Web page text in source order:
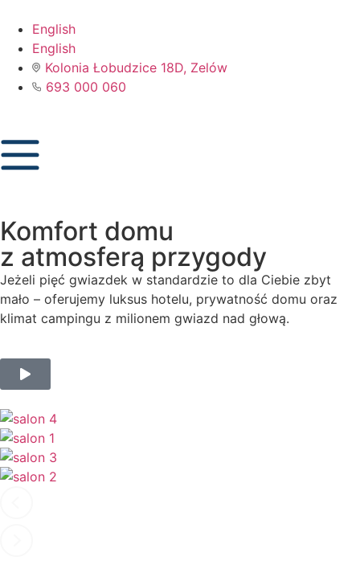
English
English
Kolonia Łobudzice 18D, Zelów
693 000 060
Komfort domu
z atmosferą przygody
Jeżeli pięć gwiazdek w standardzie to dla Ciebie zbyt
mało – oferujemy luksus hotelu, prywatność domu oraz
klimat campingu z milionem gwiazd nad głową.